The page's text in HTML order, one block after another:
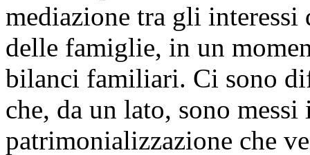
mediazione tra gli
delle famiglie, in un
bilanci familiari. Ci sono
che, da un lato, sono
patrimonializzazione che